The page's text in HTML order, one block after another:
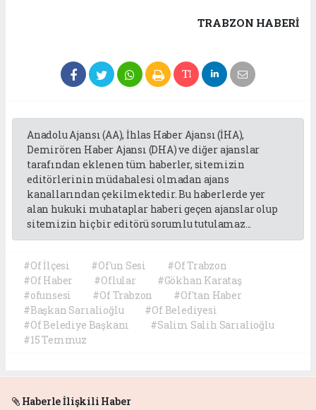
TRABZON HABERİ
Anadolu Ajansı (AA), İhlas Haber Ajansı (İHA),
Demirören Haber Ajansı (DHA) ve diğer ajanslar
tarafından eklenen tüm haberler, sitemizin
editörlerinin müdahalesi olmadan ajans
kanallarından çekilmektedir. Bu haberlerde yer
alan hukuki muhataplar haberi geçen ajanslar olup
sitemizin hiç bir editörü sorumlu tutulamaz...
#Of İlçesi #Of'un Sesi
#Of Trabzon
#Of Haber
#Oflular
#Gökhan Karataş
#ofunsesi
#Of Trabzon
#Of'tan Haber
#Başkan Sarıalioğlu
#Of Belediyesi
#Of Belediye Başkanı
#Salim Salih Sarıalioğlu
#15 Temmuz
Haberle İlişkili Haber